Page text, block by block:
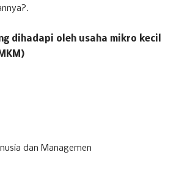
dihadapi oleh usaha mikro kecil
dan Managemen